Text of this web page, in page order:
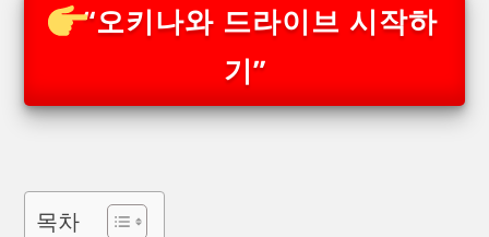
“오키나와 드라이브 시작하
기”
목차